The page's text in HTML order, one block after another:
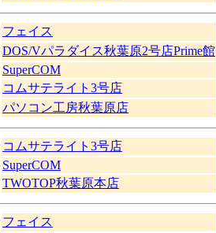
フェイス
DOS/Vパラダイス秋葉原2号店Prime館
SuperCOM
コムサテライト3号店
パソコン工房秋葉原店
コムサテライト3号店
SuperCOM
TWOTOP秋葉原本店
フェイス